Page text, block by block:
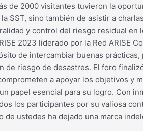
de 2000 visitantes tuvieron la
SST, sino también de asistir a
y control del riesgo residual en
2023 liderado por la Red ARISE
de intercambiar buenas
de riesgo de desastres. El foro
a apoyar los objetivos y
papel esencial para su logro. Con
los participantes por su valiosa
ustedes ha dejado una marca